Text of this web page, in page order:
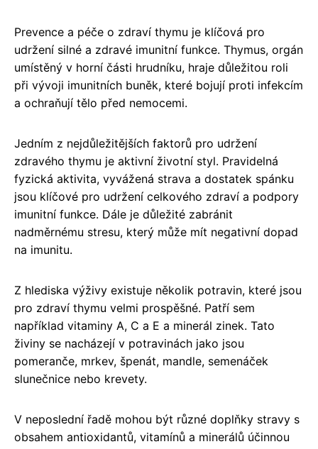
Prevence a péče o zdraví thymu je klíčová pro
udržení silné a zdravé imunitní funkce. Thymus, orgán
umístěný v horní části hrudníku, hraje důležitou roli
při vývoji imunitních buněk, které bojují proti infekcím
a ochraňují tělo před nemocemi.
Jedním z nejdůležitějších faktorů pro udržení
zdravého thymu je aktivní životní styl. Pravidelná
fyzická aktivita, vyvážená strava a dostatek spánku
jsou klíčové pro udržení celkového zdraví a podpory
imunitní funkce. Dále je důležité zabránit
nadměrnému stresu, který může mít negativní dopad
na imunitu.
Z hlediska výživy existuje několik potravin, které jsou
pro zdraví thymu velmi prospěšné. Patří sem
například vitaminy A, C a E a minerál zinek. Tato
živiny se nacházejí v potravinách jako jsou
pomeranče, mrkev, špenát, mandle, semenáček
slunečnice nebo krevety.
V neposlední řadě mohou být různé doplňky stravy s
obsahem antioxidantů, vitamínů a minerálů účinnou